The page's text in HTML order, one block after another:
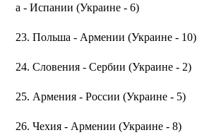
а - Испании (Украине - 6)
23. Польша - Армении (Украине - 10)
24. Словения - Сербии (Украине - 2)
25. Армения - России (Украине - 5)
26. Чехия - Армении (Украине - 8)